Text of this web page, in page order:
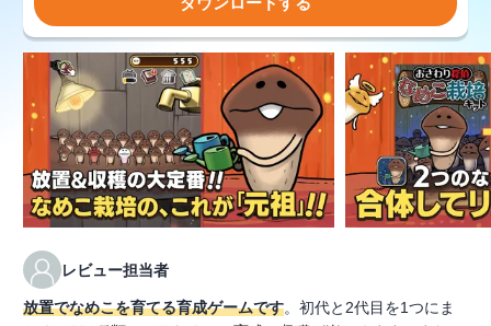
レビュー担当者
放置でなめこを育てる育成ゲームです。初代と2代目を1つにま